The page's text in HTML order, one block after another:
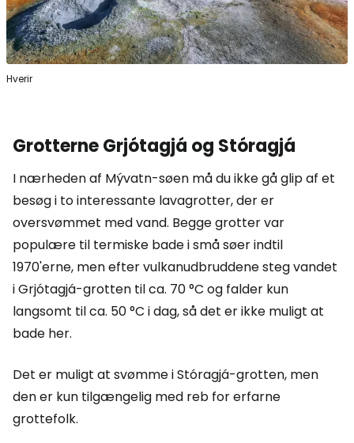
Hverir
Grotterne Grjótagjá og Stóragjá
I nærheden af Mývatn-søen må du ikke gå glip af et
besøg i to interessante lavagrotter, der er
oversvømmet med vand. Begge grotter var
populære til termiske bade i små søer indtil
1970'erne, men efter vulkanudbruddene steg vandet
i Grjótagjá-grotten til ca. 70 °C og falder kun
langsomt til ca. 50 °C i dag, så det er ikke muligt at
bade her.
Det er muligt at svømme i Stóragjá-grotten, men
den er kun tilgængelig med reb for erfarne
grottefolk.